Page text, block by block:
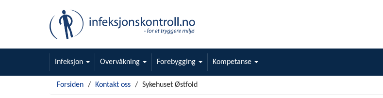
Infeksjon Overvåkning Forebygging Kompetanse
Forsiden Kontakt oss Sykehuset Østfold